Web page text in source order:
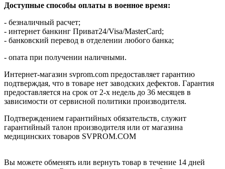
Доступные способы оплаты в военное время:
- безналичный расчет;
- интернет банкинг Приват24/Visa/MasterCard;
- банковский перевод в отделении любого банка;
- опата при получении наличными.
Интернет-магазин svprom.com предоставляет гарантию
подтверждая, что в товаре нет заводских дефектов. Гарантия
предоставляется на срок от 2-х недель до 36 месяцев в
зависимости от сервисной политики производителя.
Подтверждением гарантийных обязательств, служит
гарантийный талон производителя или от магазина
медицинских товаров SVPROM.COM
Вы можете обменять или вернуть товар в течение 14 дней